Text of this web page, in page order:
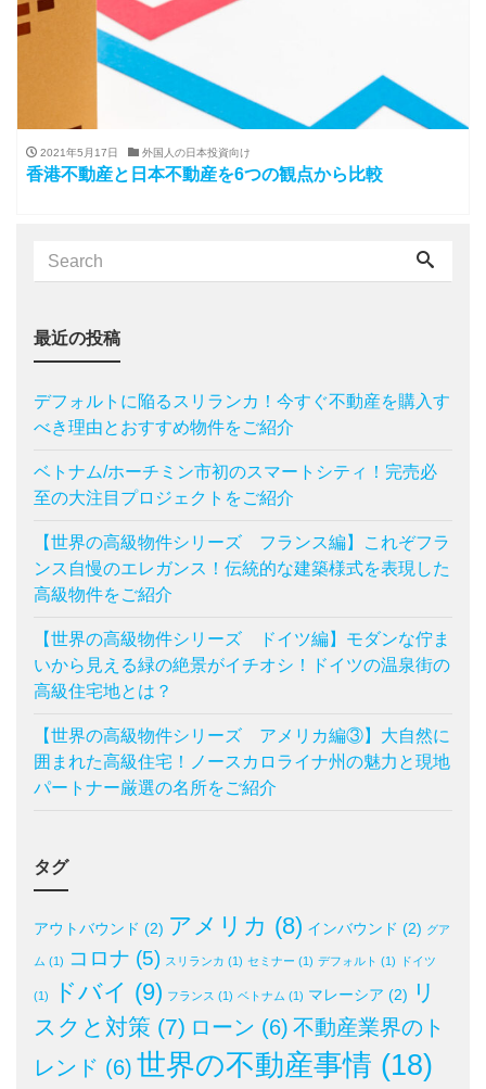
2021年5月17日 外国人の日本投資向け
香港不動産と日本不動産を6つの観点から比較
最近の投稿
デフォルトに陥るスリランカ！今すぐ不動産を購入す
べき理由とおすすめ物件をご紹介
ベトナム/ホーチミン市初のスマートシティ！完売必
至の大注目プロジェクトをご紹介
【世界の高級物件シリーズ フランス編】これぞフラ
ンス自慢のエレガンス！伝統的な建築様式を表現した
高級物件をご紹介
【世界の高級物件シリーズ ドイツ編】モダンな佇ま
いから見える緑の絶景がイチオシ！ドイツの温泉街の
高級住宅地とは？
【世界の高級物件シリーズ アメリカ編③】大自然に
囲まれた高級住宅！ノースカロライナ州の魅力と現地
パートナー厳選の名所をご紹介
タグ
アウトバウンド (2) アメリカ (8) インバウンド (2) グア
ム (1) コロナ (5) スリランカ (1) セミナー (1) デフォルト (1) ドイツ
(1) ドバイ (9) フランス (1) ベトナム (1) マレーシア (2)
リ
スクと対策 (7) ローン (6) 不動産業界のト
レンド (6) 世界の不動産事情 (18)